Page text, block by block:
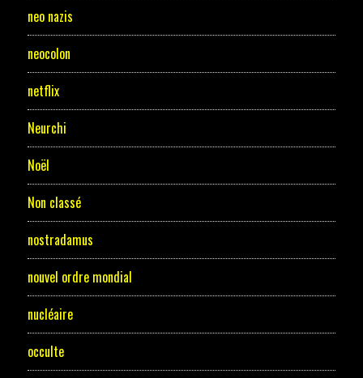
neo nazis
neocolon
netflix
Neurchi
Noël
Non classé
nostradamus
nouvel ordre mondial
nucléaire
occulte